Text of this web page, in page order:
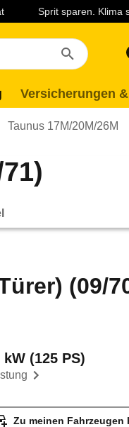
Sprit sparen. Klima
Versicherungen
Taunus 17M/20M/26M
(09/
kW (125 PS)
Zu meinen Fahrzeugen